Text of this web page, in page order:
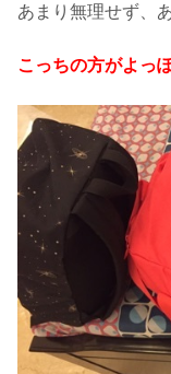
あまり無理せず、
こっちの方がよっ